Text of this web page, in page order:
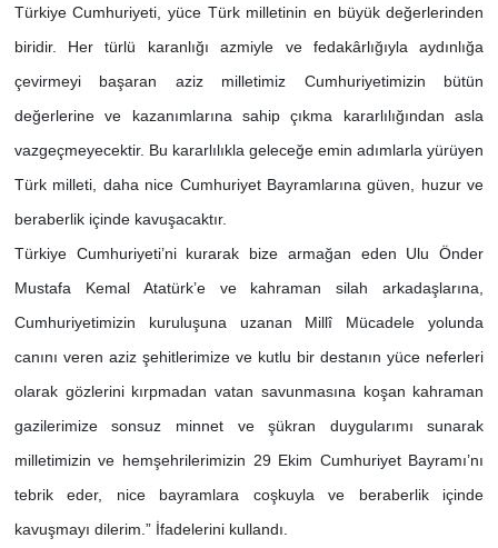
Türkiye Cumhuriyeti, yüce Türk milletinin en büyük değerlerinden
biridir. Her türlü karanlığı azmiyle ve fedakârlığıyla aydınlığa
çevirmeyi başaran aziz milletimiz Cumhuriyetimizin bütün
değerlerine ve kazanımlarına sahip çıkma kararlılığından asla
vazgeçmeyecektir. Bu kararlılıkla geleceğe emin adımlarla yürüyen
Türk milleti, daha nice Cumhuriyet Bayramlarına güven, huzur ve
beraberlik içinde kavuşacaktır.
Türkiye Cumhuriyeti’ni kurarak bize armağan eden Ulu Önder
Mustafa Kemal Atatürk’e ve kahraman silah arkadaşlarına,
Cumhuriyetimizin kuruluşuna uzanan Millî Mücadele yolunda
canını veren aziz şehitlerimize ve kutlu bir destanın yüce neferleri
olarak gözlerini kırpmadan vatan savunmasına koşan kahraman
gazilerimize sonsuz minnet ve şükran duygularımı sunarak
milletimizin ve hemşehrilerimizin 29 Ekim Cumhuriyet Bayramı’nı
tebrik eder, nice bayramlara coşkuyla ve beraberlik içinde
kavuşmayı dilerim.” İfadelerini kullandı.